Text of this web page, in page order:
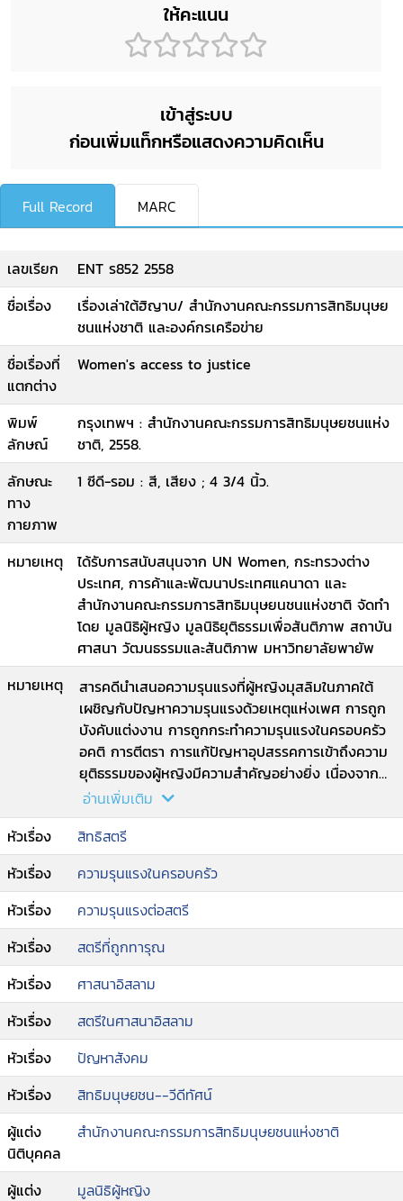
ให้คะแนน
เข้าสู่ระบบ
ก่อนเพิ่มแท็กหรือแสดงความคิดเห็น
Full Record MARC
เลขเรียก
ENT ร852 2558
ชื่อเรื่อง
เรื่องเล่าใต้ฮิญาบ/ สำนักงานคณะกรรมการสิทธิมนุษย
ชนแห่งชาติ และองค์กรเครือข่าย
ชื่อเรื่องที่
แตกต่าง
Women's access to justice
พิมพ์
ลักษณ์
กรุงเทพฯ : สำนักงานคณะกรรมการสิทธิมนุษยชนแห่ง
ชาติ, 2558.
ลักษณะ
ทาง
กายภาพ
1 ซีดี-รอม : สี, เสียง ; 4 3/4 นิ้ว.
หมายเหตุ
ได้รับการสนับสนุนจาก UN Women, กระทรวงต่าง
ประเทศ, การค้าและพัฒนาประเทศแคนาดา และ
สำนักงานคณะกรรมการสิทธิมนุษยนชนแห่งชาติ จัดทำ
โดย มูลนิธิผู้หญิง มูลนิธิยุติธรรมเพื่อสันติภาพ สถาบัน
ศาสนา วัฒนธรรมและสันติภาพ มหาวิทยาลัยพายัพ
หมายเหตุ
สารคดีนำเสนอความรุนแรงที่ผู้หญิงมุสลิมในภาคใต้
เผชิญกับปัญหาความรุนแรงด้วยเหตุแห่งเพศ การถูก
บังคับแต่งงาน การถูกกระทำความรุนแรงในครอบครัว
อคติ การตีตรา การแก้ปัญหาอุปสรรคการเข้าถึงความ
ยุติธรรมของผู้หญิงมีความสำคัญอย่างยิ่ง เนื่องจาก
ระบบกฎหมายและระบบยุติธรรมเป็นรากฐานสำคัญของ
สังคม กรณีที่กฎหมายและระบบยุติธรรมเอื้อประโยชน์
ให้ผู้หญิงจะเป็นพื้นฐานในการสร้างความเข้มแข็งในแง่
มุมต่างๆของชีวิตผู้หญิง จะเป็นเงื่อนไขที่นำไปสู่การ
เคารพศักดิ์ศรี ความเสมอภาค ความเท่าเทียมและความ
ยุติธรรมให้แก่ผู้หญิง ในจังหวัดชายแดนภาคใต้ ซึ่งเป็น
พื้นที่ขัดแย้งทางอาวุธ ผู้หญิงยังต้องเผชิญกับความ
รุนแรงซ้ำซ้อน ทั้งจากสถานการณ์ความไม่สงบและ
ความรุนแรงต่อผู้หญิงด้วยเหตุแห่งเพศ หรือการใช้
เพศเป็นเครื่องมือในการทำลายล้างของคู่ขัดแย้ง การ
จัดทำแนวปฏิบัติในการคุ้มครองและส่งเสริมการเข้าถึง
ความยุติธรรมของผู้หญิงมลายูมุสลิมชายแดนใต้ โดยมี
ข้อเสนอต่อกลไกศาสนาและข้อเสนอแนะต่อกลไกฝ่าย
ปกครองและหน่วยงานราชการที่เกี่ยวข้อง ทั้งในระดับ
ท้องถิ่น จังหวัด และประเทศ นับเป็นกลไกที่สำคัญ
อย่างหนึ่งที่ส่งเสริมการเข้าถึงความยุติธรรมของผู้
หญิงมุสลิมในจังหวัดชายแดนภาคใต้ ที่มีความ
ของอนุสัญญาว่าด้วยการขจัดการเลือกปฏิบัติต่อสตรี
อ่านเพิ่มเติม
หัวเรื่อง
สิทธิสตรี
หัวเรื่อง
ความรุนแรงในครอบครัว
หัวเรื่อง
ความรุนแรงต่อสตรี
หัวเรื่อง
สตรีที่ถูกทารุณ
หัวเรื่อง
ศาสนาอิสลาม
หัวเรื่อง
สตรีในศาสนาอิสลาม
หัวเรื่อง
ปัญหาสังคม
หัวเรื่อง
สิทธิมนุษยชน--วีดีทัศน์
ผู้แต่ง
นิติบุคคล
สำนักงานคณะกรรมการสิทธิมนุษยชนแห่งชาติ
ผู้แต่ง มูลนิธิผู้หญิง